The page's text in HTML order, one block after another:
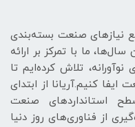
1381 با هدف رفع نیازهای صنعت بسته‌بندی
ما با تمرکز بر ارائه
تلاش کرده‌ایم تا
کنیم.آریانا از ابتدای
استانداردهای صنعت
از فناوری‌های روز دنیا